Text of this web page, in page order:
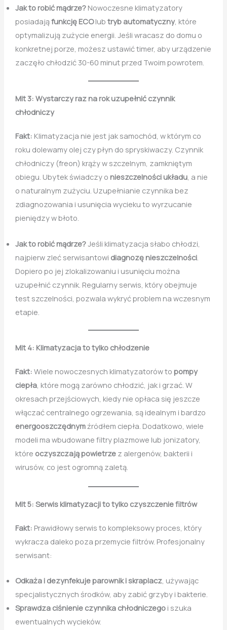
Jak to robić mądrze?Nowoczesne klimatyzatory
posiadająfunkcję ECOlub tryb automatyczny, które
optymalizują zużycie energii. Jeśli wracasz do domu o
konkretnej porze, możesz ustawić timer, aby urządzenie
zaczęło chłodzić 30-60 minut przed Twoim powrotem.
Mit 3: Wystarczy raz na rok uzupełnić czynnik
chłodniczy
Fakt: Klimatyzacja nie jest jak samochód, w którym co
roku dolewamy olej czy płyn do spryskiwaczy. Czynnik
chłodniczy (freon) krąży w szczelnym, zamkniętym
obiegu. Ubytek świadczy o nieszczelności układu, a nie
o naturalnym zużyciu. Uzupełnianie czynnika bez
zdiagnozowania i usunięcia wycieku to wyrzucanie
pieniędzy w błoto.
Jak to robić mądrze?Jeśli klimatyzacja słabo chłodzi,
najpierw zleć serwisantowi diagnozę nieszczelności.
Dopiero po jej zlokalizowaniu i usunięciu można
uzupełnić czynnik. Regularny serwis, który obejmuje
test szczelności, pozwala wykryć problem na wczesnym
etapie.
Mit 4: Klimatyzacja to tylko chłodzenie
Fakt: Wiele nowoczesnych klimatyzatorów to pompy
ciepła, które mogą zarówno chłodzić, jak i grzać. W
okresach przejściowych, kiedy nie opłaca się jeszcze
włączać centralnego ogrzewania, są idealnym i bardzo
energooszczędnymźródłem ciepła. Dodatkowo, wiele
modeli ma wbudowane filtry plazmowe lub jonizatory,
które oczyszczają powietrzez alergenów, bakterii i
wirusów, co jest ogromną zaletą.
Mit 5: Serwis klimatyzacji to tylko czyszczenie filtrów
Fakt: Prawidłowy serwis to kompleksowy proces, który
wykracza daleko poza przemycie filtrów. Profesjonalny
serwisant:
Odkaża i dezynfekuje parownik i skraplacz, używając
specjalistycznych środków, aby zabić grzyby i bakterie.
Sprawdza ciśnienie czynnika chłodniczegoi szuka
ewentualnych wycieków.